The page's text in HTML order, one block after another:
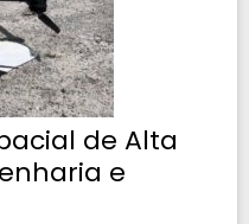
de Alta
e